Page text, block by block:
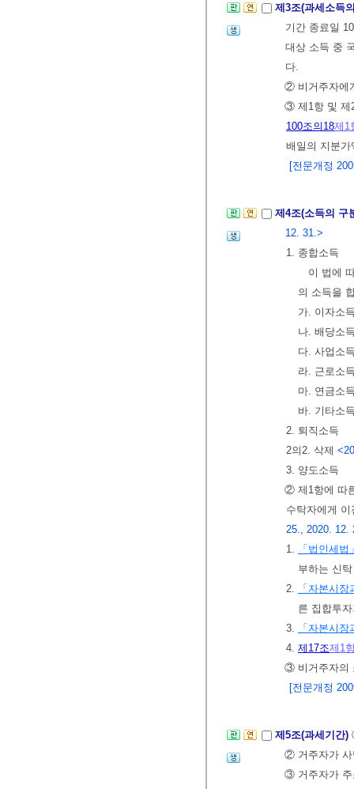
제3조(과세소득
기간 종료일
대상 소득 중
다.
② 비거주자에
③ 제1항 및 제
100조의18제1
배일의 지분
[전문개정
제4조(소득의 구
12. 31.>
1. 종합소득
이 법에
의 소득을
가. 이자소
나. 배당소
다. 사업소
라. 근로소
마. 연금소
바. 기타소
2. 퇴직소득
2의2. 삭제
3. 양도소득
② 제1항에 따
수탁자에게
25., 2020. 12.
1.
「법인세법
부하는 신탁
2.
「자본시
른 집합투
3.
「자본시
4. 제17조제1
③ 비거주자의
[전문개정
제5조(과세기간)
② 거주자가 사
③ 거주자가 주